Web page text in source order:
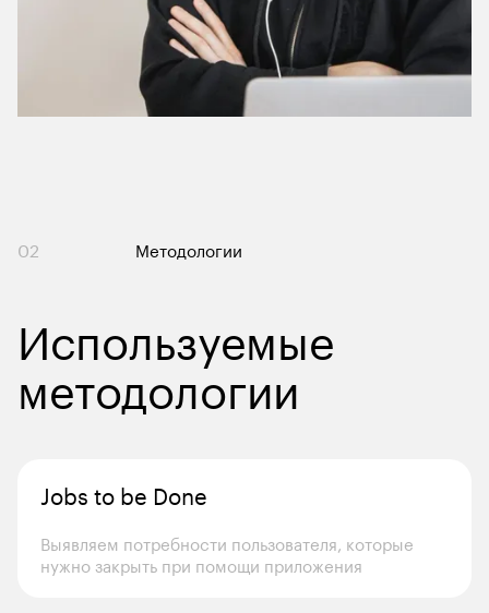
02 Методологии
Используемые
методологии
Jobs to be Done
Выявляем потребности пользователя, которые
нужно закрыть при помощи приложения